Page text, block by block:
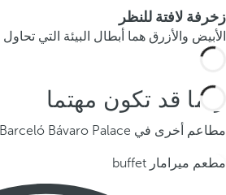
زخرفة لافتة للنظر
الأبيض والأزرق هما أبطال البيئة التي
ربما قد تكون مهتما
مطاعم أخرى في Barceló Bávaro Palace
مطعم ميرامار buffet